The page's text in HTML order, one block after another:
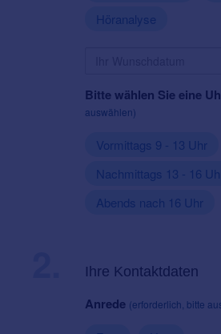
Höranalyse
Bitte wählen Sie eine
auswählen)
Vormittags 9 - 13 Uhr
Nachmittags 13 - 16
Abends nach 16 Uhr
Ihre Kontaktdaten
Anrede (erforderlich, bitte